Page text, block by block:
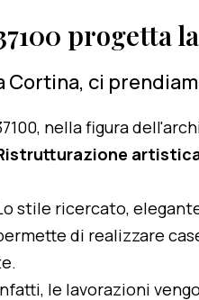
progetta
Cortina, ci
nella figura
stile ricercato,
di realizzare
le lavorazioni